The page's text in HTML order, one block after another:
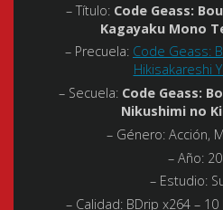
– Título: Code Geass:
Kagayaku Mono
– Precuela: Code Geass:
Hikisakareshi
– Secuela: Code Geass:
Nikushimi no
– Género: Acción,
– Año:
– Estudio:
– Calidad: BDrip x264 –